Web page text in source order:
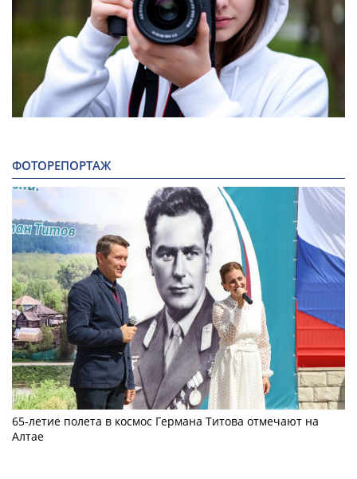
ФОТОРЕПОРТАЖ
65-летие полета в космос Германа Титова отмечают на
Алтае